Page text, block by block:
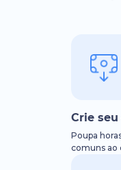
Crie
Poupa
comuns ao